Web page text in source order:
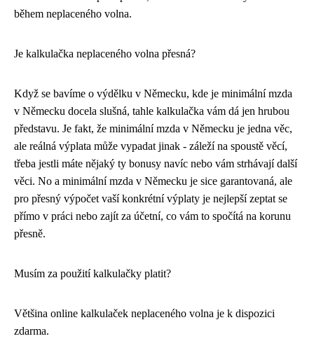
během neplaceného volna.
Je kalkulačka neplaceného volna přesná?
Když se bavíme o výdělku v Německu, kde je minimální mzda
v Německu docela slušná, tahle kalkulačka vám dá jen hrubou
představu. Je fakt, že minimální mzda v Německu je jedna věc,
ale reálná výplata může vypadat jinak - záleží na spoustě věcí,
třeba jestli máte nějaký ty bonusy navíc nebo vám strhávají další
věci. No a minimální mzda v Německu je sice garantovaná, ale
pro přesný výpočet vaší konkrétní výplaty je nejlepší zeptat se
přímo v práci nebo zajít za účetní, co vám to spočítá na korunu
přesně.
Musím za použití kalkulačky platit?
Většina online kalkulaček neplaceného volna je k dispozici
zdarma.